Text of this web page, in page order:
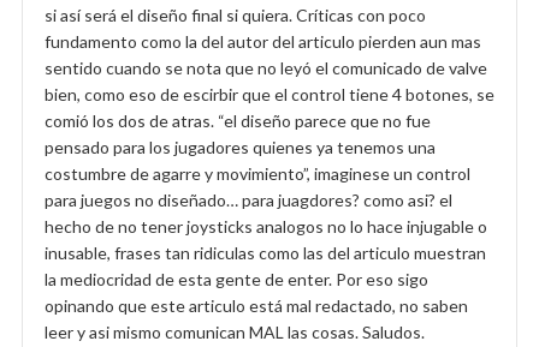
si así será el diseño final si quiera. Críticas con poco
fundamento como la del autor del articulo pierden aun mas
sentido cuando se nota que no leyó el comunicado de valve
bien, como eso de escirbir que el control tiene 4 botones, se
comió los dos de atras. “el diseño parece que no fue
pensado para los jugadores quienes ya tenemos una
costumbre de agarre y movimiento”, imaginese un control
para juegos no diseñado… para juagdores? como asi? el
hecho de no tener joysticks analogos no lo hace injugable o
inusable, frases tan ridiculas como las del articulo muestran
la mediocridad de esta gente de enter. Por eso sigo
opinando que este articulo está mal redactado, no saben
leer y asi mismo comunican MAL las cosas. Saludos.